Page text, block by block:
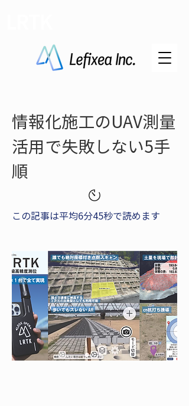
情報化施工のUAV測量
活用で失敗しない5手
順
この記事は平均6分45秒で読めます